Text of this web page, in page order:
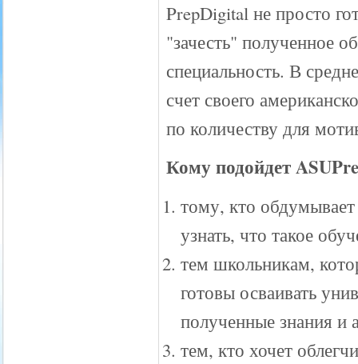
PrepDigital не просто
"зачесть" полученное
специальность. В
счет своего
по количеству для
Кому подойдет
тому, кто обдумывает
узнать, что такое
тем школьникам,
готовы осваивать
полученные знания и
тем, кто хочет